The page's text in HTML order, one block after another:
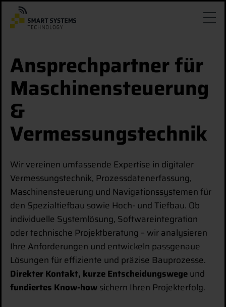
Ansprechpartner für
Maschinensteuerung
&
Vermessungstechnik
Wir vereinen umfassende Expertise in digitaler
Vermessungstechnik, Prozessdatenerfassung,
Maschinensteuerung und Navigationssystemen für
den Spezialtiefbau sowie Hoch- und Tiefbau. Ob
individuelle Systemlösung, Softwareintegration
oder technische Projektberatung – wir analysieren
Ihre Anforderungen und entwickeln passgenaue
Lösungen für effiziente und präzise Bauprozesse.
Direkter Kontakt, kurze Entscheidungswegeund
fundiertes Know-howsichern Ihren Projekterfolg.